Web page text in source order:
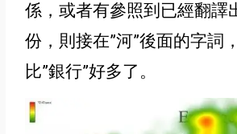
係，或者有參照到已經翻譯
份，則接在”河”後面的字詞
比”銀行”好多了。